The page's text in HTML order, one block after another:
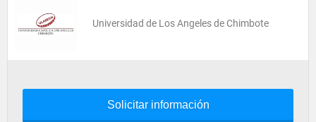
Universidad de Los Angeles de Chimbote
Solicitar información